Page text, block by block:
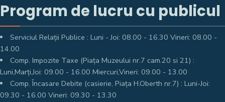
Program de lucru cu publicul
Serviciul Relații Publice : Luni - Joi: 08.00 - 16.30 Vineri: 08.00 -
14.00
Comp. Impozite Taxe (Piața Muzeului nr.7 cam.20 si 21) :
Luni,Marți,Joi: 09.00 - 16.00 Miercuri,Vineri: 09.00 - 13.00
Comp. Încasare Debite (casierie, Piața H.Oberth nr.7) : Luni-Joi:
09.30 - 16.00 Vineri: 09.30 - 13.30